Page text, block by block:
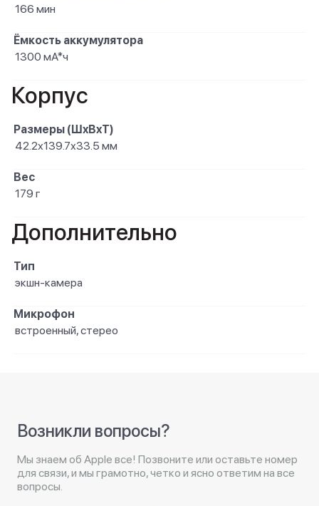
166 мин
Ёмкость аккумулятора
1300 мА*ч
Корпус
Размеры (ШxВxТ)
42.2х139.7х33.5 мм
Вес
179 г
Дополнительно
Тип
экшн-камера
Микрофон
встроенный, стерео
Возникли вопросы?
Мы знаем об Apple все! Позвоните или оставьте номер
для связи, и мы грамотно, четко и ясно ответим на все
вопросы.